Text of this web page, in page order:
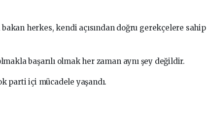
herkes, kendi açısından doğru gerekçelere sahip
başarılı olmak her zaman aynı şey değildir.
parti içi mücadele yaşandı.